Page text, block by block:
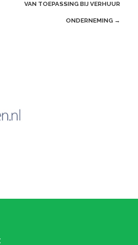
VAN TOEPASSING BIJ VERHUUR
ONDERNEMING →